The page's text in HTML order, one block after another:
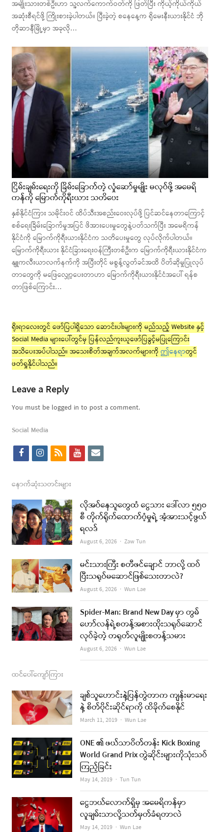
အမျိုးသားတစ်ဦးဟာ သူ့လက်ကောက်ဝတ်ကို ဖြတ်ပြီး ကိုယ့်ကိုယ်ကိုယ်
အဆုံးစီရင်ဖို့ ကြိုးစားခဲ့ပါတယ်။ ပြီးခဲ့တဲ့ စနေနေ့က ရိုမေးနီးယားနိုင်ငံ ဘို
တိုဆာနီမြို့မှာ အခုလို…
ငြိမ်းချမ်းရေးကို ခြိမ်းခြောက်တဲ့ လှုံဆော်မှုမျိုး မလုပ်ဖို့ အမေရိ
ကန်ကို မြောက်ကိုရီးယား သတိပေး
နှစ်နိုင်ငံကြား သမိုင်းဝင် ထိပ်သီးအစည်းဝေးလုပ်ဖို့ ပြင်ဆင်နေတာကြောင့်
စစ်ရေးခြိမ်းခြောက်မှုအပြင် ဖိအားပေးမှုတွေနဲ့ပတ်သက်ပြီး အမေရိကန်
နိုင်ငံကို မြောက်ကိုရီးယားနိုင်ငံက သတိပေးမှုတွေ လုပ်လိုက်ပါတယ်။
မြောက်ကိုရီးယား နိုင်ငံခြားရေးဝန်ကြီးတစ်ဦးက မြောက်ကိုရီးယားနိုင်ငံက
နျူကလီးယာလက်နက်ကို အပြီးတိုင် မစွန့်လွတ်ခင်အထိ ပိတ်ဆိုမှုပြုလုပ်
တာတွေကို မဖြေလျှော့ပေးတာဟာ မြောက်ကိုရီးယားနိုင်ငံအပေါ် ရန်စ
တာဖြစ်ကြောင်း…
ရိုးရာလေးတွင် ဖော်ပြပါရှိသော ဆောင်းပါးများကို မည်သည့် Website နှင့်
Social Media များပေါ်တွင်မှ ပြန်လည်ကူးယူဖော်ပြခွင့်မပြုကြောင်း
အသိပေးအပ်ပါသည်။ အသေးစိတ်အချက်အလက်များကို ဤနေရာတွင်
ဖတ်ရှုနိုင်ပါသည်။
Leave a Reply
You must be logged in to post a comment.
Social Media
f
c
e
b
o
o
k
i
s
t
a
g
r
a
m
r
s
y
t
u
b
e
e
i
l
နောက်ဆုံးသတင်းများ
လိုအပ်နေသူတွေထံ ငွေသား ဒေါ်လာ ၅၅၀
စီ တိုက်ရိုက်ထောက်ပံ့မှုရဲ့ အံ့အားသင့်ဖွယ်
ရလဒ်
August 6, 2026 Author
Zaw Tun
မင်းသားကြီး စတီဖင်ချောင် ဘာလို့ ထပ်
ပြီးသရုပ်မဆောင်ဖြစ်သေးတာလဲ?
August 6, 2026 Author
Wun Lae
Spider-Man: Brand New Day မှာ တွမ်
ဟော်လန်ရဲ့စတန့်အစားထိုးသရုပ်ဆောင်
လုပ်ခဲ့တဲ့ တရုတ်လူမျိုးစတန့်သမား
August 6, 2026 Author
Wun Lae
ထင်ပေါ်ကျော်ကြား
ချစ်သူဟောင်းနဲ့ပြန်တွဲတာက ကျန်းမာရေး
နဲ့ စိတ်ပိုင်းဆိုင်ရာကို ထိခိုက်စေနိုင်
March 11, 2019 Author
Wun Lae
ONE ၏ ဖယ်သာဝိတ်တန်း Kick Boxing
World Grand Prix တွဲဆိုင်းများကိုသုံးသပ်
ကြည့်ခြင်း
May 14, 2019 Author
Tun Tun
ငွေဘယ်လောက်ရှိမှ အမေရိကန်မှာ
လူချမ်းသာလို့သတ်မှတ်ခံရတာလဲ
May 14, 2019 Author
Wun Lae